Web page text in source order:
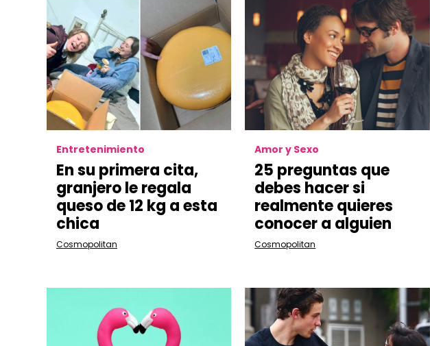
Entretenimiento
En su primera cita,
granjero le regala
queso de 12 kg a esta
chica
Cosmopolitan
Amor y Sexo
25 preguntas que
debes hacer si
realmente quieres
conocer a alguien
Cosmopolitan